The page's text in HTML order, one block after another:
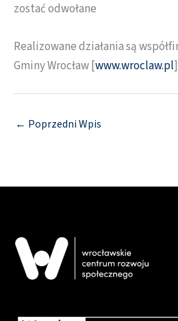
zostać odwołane
Realizowane działania są
Gminy Wrocław [www.wroclaw.pl]
← Poprzedni Wpis